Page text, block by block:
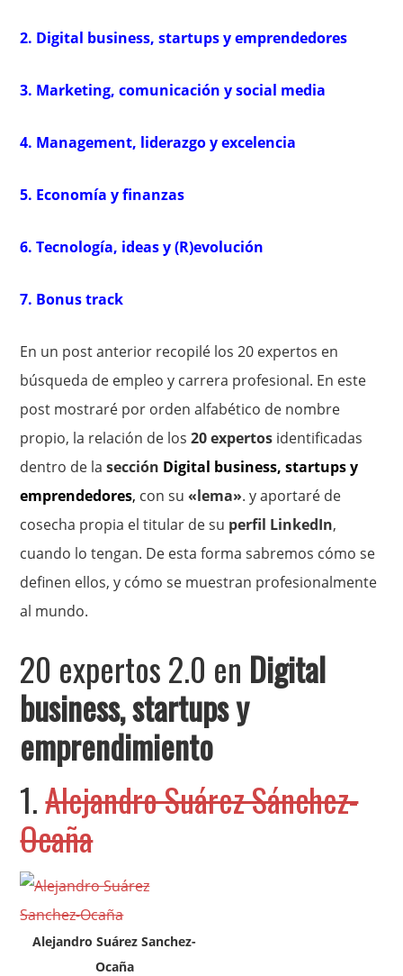
2. Digital business, startups y emprendedores
3. Marketing, comunicación y social media
4. Management, liderazgo y excelencia
5. Economía y finanzas
6. Tecnología, ideas y (R)evolución
7. Bonus track
En un post anterior recopilé los 20 expertos en
búsqueda de empleo y carrera profesional. En este
post mostraré por orden alfabético de nombre
propio, la relación de los20 expertos identificadas
dentro de lasección Digital business, startups y
emprendedores, con su«lema». y aportaré de
cosecha propia el titular de su perfil LinkedIn,
cuando lo tengan. De esta forma sabremos cómo se
definen ellos, y cómo se muestran profesionalmente
al mundo.
20 expertos 2.0 en Digital
business, startups y
emprendimiento
1.Alejandro Suárez Sánchez-
Ocaña
Alejandro Suárez Sanchez-
Ocaña